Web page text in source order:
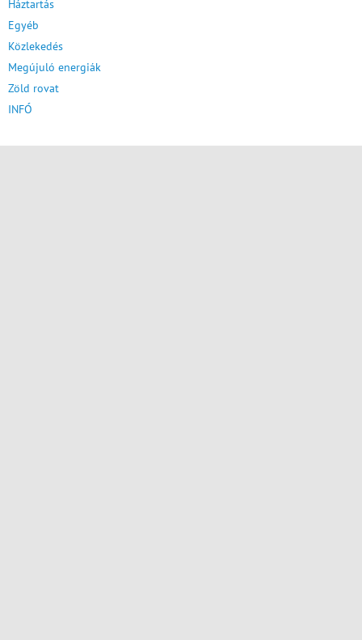
Háztartás
Egyéb
Közlekedés
Megújuló energiák
Zöld rovat
INFÓ